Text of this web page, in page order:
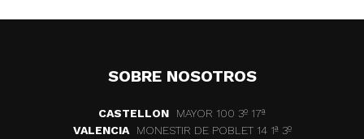
SOBRE NOSOTROS
CASTELLON
MAYOR 100 3º 17ª
VALENCIA
MONESTIR DE POBLET 14 1ª 3º